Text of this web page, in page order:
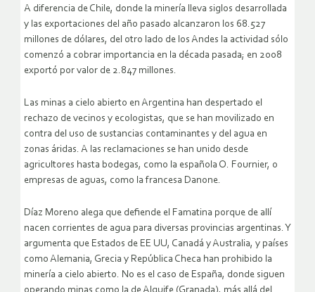
A diferencia de Chile, donde la minería lleva siglos desarrollada
y las exportaciones del año pasado alcanzaron los 68.527
millones de dólares, del otro lado de los Andes la actividad sólo
comenzó a cobrar importancia en la década pasada; en 2008
exportó por valor de 2.847 millones.
Las minas a cielo abierto en Argentina han despertado el
rechazo de vecinos y ecologistas, que se han movilizado en
contra del uso de sustancias contaminantes y del agua en
zonas áridas. A las reclamaciones se han unido desde
agricultores hasta bodegas, como la española O. Fournier, o
empresas de aguas, como la francesa Danone.
Díaz Moreno alega que defiende el Famatina porque de allí
nacen corrientes de agua para diversas provincias argentinas. Y
argumenta que Estados de EE UU, Canadá y Australia, y países
como Alemania, Grecia y República Checa han prohibido la
minería a cielo abierto. No es el caso de España, donde siguen